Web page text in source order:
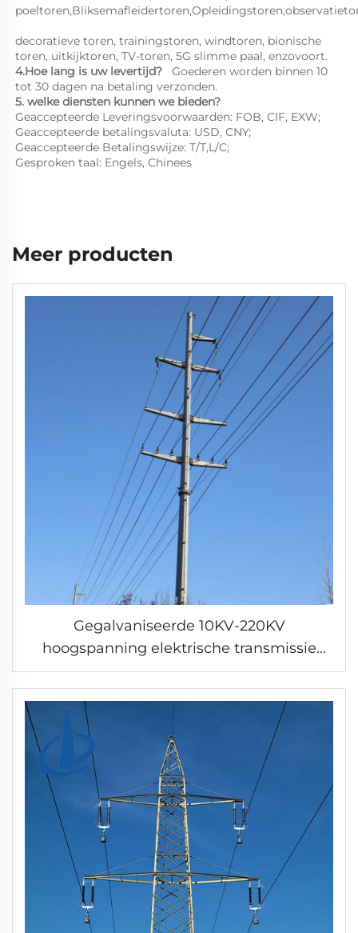
decoratieve toren, trainingstoren, windtoren, bionische
toren, uitkijktoren, TV-toren, 5G slimme paal, enzovoort.
4.Hoe lang is uw levertijd? Goederen worden binnen 10
tot 30 dagen na betaling verzonden.
5. welke diensten kunnen we bieden?
Geaccepteerde Leveringsvoorwaarden: FOB, CIF, EXW;
Geaccepteerde betalingsvaluta: USD, CNY;
Geaccepteerde Betalingswijze: T/T,L/C;
Gesproken taal: Engels, Chinees
Meer producten
Gegalvaniseerde 10KV-220KV
hoogspanning elektrische transmissie
staal mono-pool power tower